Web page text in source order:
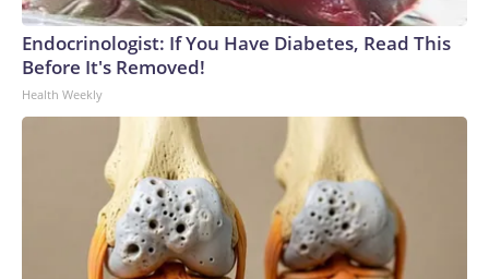
Endocrinologist: If You Have Diabetes, Read This
Before It's Removed!
Health Weekly